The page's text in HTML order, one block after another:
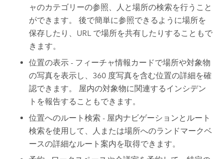
ャのカテゴリーの参照、人と場所の検索を行うこと
ができます。 後で簡単に参照できるように場所を
保存したり、URL で場所を共有したりすることもで
きます。
位置の表示 - フィーチャ情報カードで場所や対象物
の写真を表示し、360 度写真を含む位置の詳細を確
認できます。 屋内の対象物に関連するインシデン
トを報告することもできます。
位置へのルート検索 - 屋内ナビゲーションとルート
検索を使用して、人または場所へのランドマークベ
ースの詳細なルート案内を取得できます。